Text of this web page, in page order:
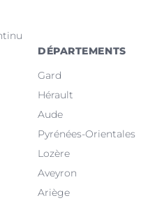
DÉPARTEMENTS
Gard
Hérault
Aude
Pyrénées-Orientales
Lozère
Aveyron
Ariège